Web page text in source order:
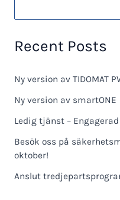
Recent Posts
Ny version av TIDOMAT
Ny version av smartONE
Ledig tjänst –
Besök oss på
oktober!
Anslut